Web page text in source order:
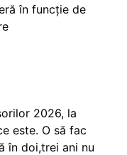
în funcție de
2026, la
este. O să fac
în doi,trei ani nu